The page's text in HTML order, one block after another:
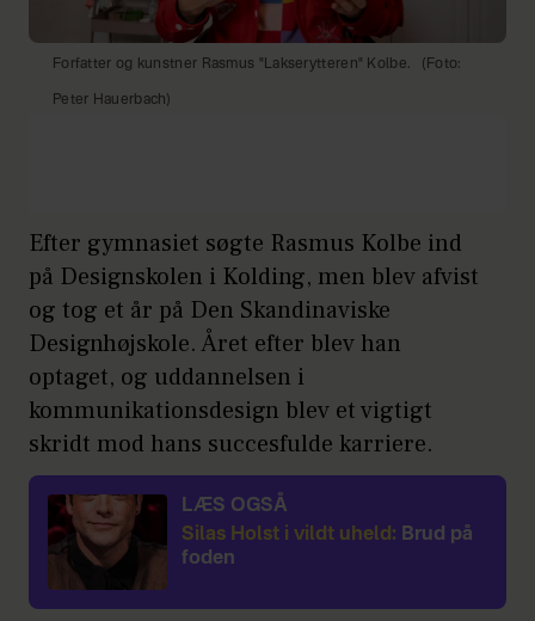
Forfatter og kunstner Rasmus "Lakserytteren" Kolbe. (Foto:
Peter Hauerbach)
Efter gymnasiet søgte Rasmus Kolbe ind
på Designskolen i Kolding, men blev afvist
og tog et år på Den Skandinaviske
Designhøjskole. Året efter blev han
optaget, og uddannelsen i
kommunikationsdesign blev et vigtigt
skridt mod hans succesfulde karriere.
LÆS OGSÅ
Silas Holst i vildt uheld: Brud på
foden